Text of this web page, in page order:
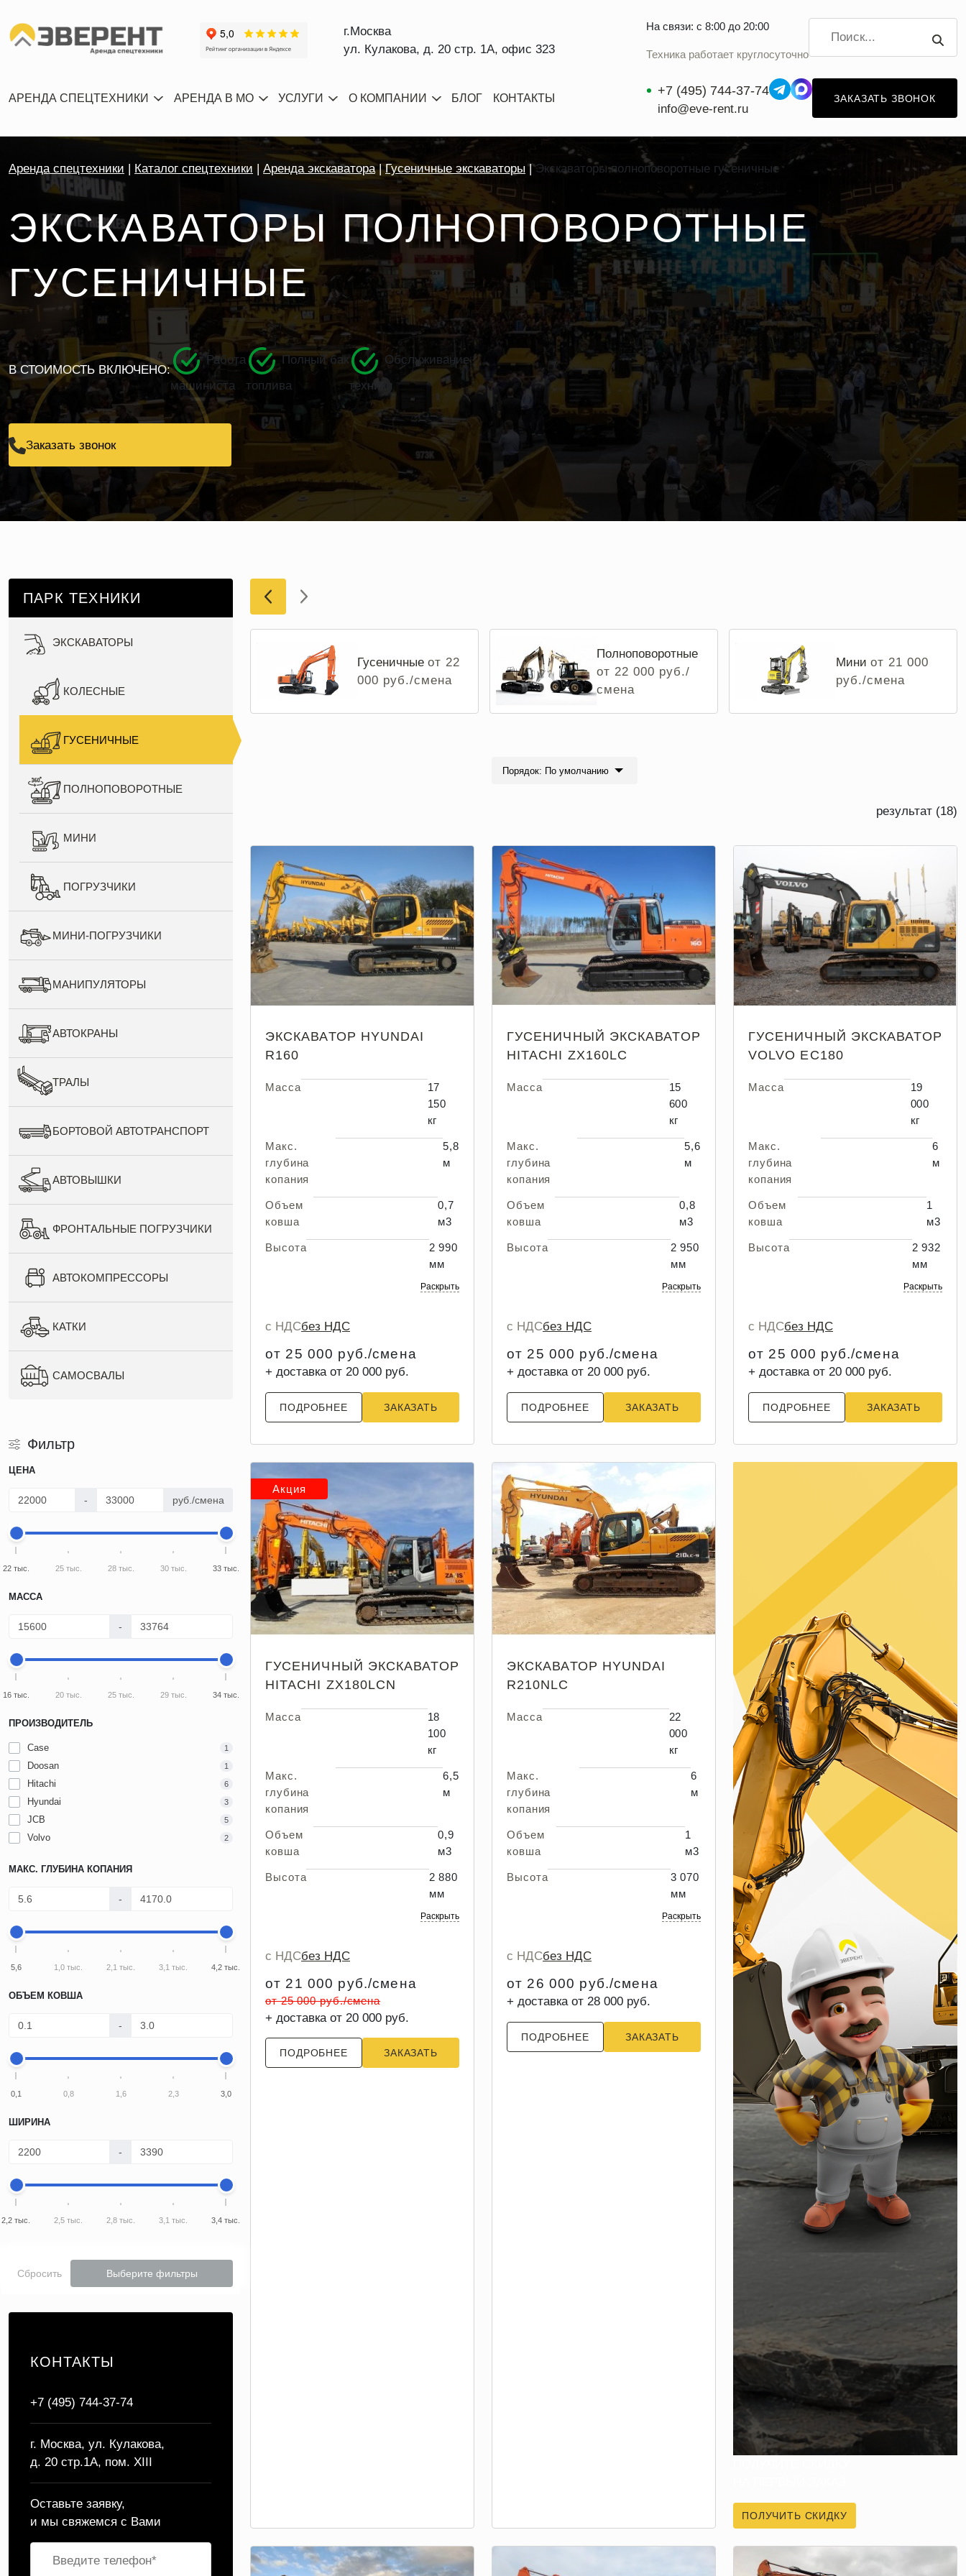
г.Москва
ул. Кулакова, д. 20 стр. 1А, офис 323
На связи: с 8:00 до 20:00
Техника работает круглосуточно
АРЕНДА СПЕЦТЕХНИКИ АРЕНДА В МО УСЛУГИ О КОМПАНИИ БЛОГ КОНТАКТЫ
+7 (495) 744-37-74
info@eve-rent.ru
ЗАКАЗАТЬ ЗВОНОК
Аренда спецтехники Каталог спецтехники Аренда экскаватора Гусеничные экскаваторы Экскаваторы полноповоротные гусеничные
ЭКСКАВАТОРЫ ПОЛНОПОВОРОТНЫЕ
ГУСЕНИЧНЫЕ
В СТОИМОСТЬ ВКЛЮЧЕНО:
Работа
машиниста
Полный бак
топлива
Обслуживание
техники
Заказать звонок
ПАРК ТЕХНИКИ
ЭКСКАВАТОРЫ
КОЛЕСНЫЕ
ГУСЕНИЧНЫЕ
ПОЛНОПОВОРОТНЫЕ
МИНИ
ПОГРУЗЧИКИ
МИНИ-ПОГРУЗЧИКИ
МАНИПУЛЯТОРЫ
АВТОКРАНЫ
ТРАЛЫ
БОРТОВОЙ АВТОТРАНСПОРТ
АВТОВЫШКИ
ФРОНТАЛЬНЫЕ ПОГРУЗЧИКИ
АВТОКОМПРЕССОРЫ
КАТКИ
САМОСВАЛЫ
Фильтр
ЦЕНА
- руб./смена
22 тыс. 25 тыс. 28 тыс. 30 тыс. 33 тыс.
МАССА
-
16 тыс. 20 тыс. 25 тыс. 29 тыс. 34 тыс.
ПРОИЗВОДИТЕЛЬ
Case 1
Doosan 1
Hitachi 6
Hyundai 3
JCB 5
Volvo 2
МАКС. ГЛУБИНА КОПАНИЯ
-
5,6 1,0 тыс. 2,1 тыс. 3,1 тыс. 4,2 тыс.
ОБЪЕМ КОВША
-
0,1 0,8 1,6 2,3 3,0
ШИРИНА
-
2,2 тыс. 2,5 тыс. 2,8 тыс. 3,1 тыс. 3,4 тыс.
Сбросить Выберите фильтры
КОНТАКТЫ
+7 (495) 744-37-74
г. Москва, ул. Кулакова,
д. 20 стр.1А, пом. XIII
Оставьте заявку,
и мы свяжемся с Вами
Гусеничные от 22
000 руб./смена
Полноповоротные
от 22 000 руб./
смена
Мини от 21 000
руб./смена
Порядок: По умолчанию
результат (18)
ЭКСКАВАТОР HYUNDAI
R160
Масса
17
150
кг
Макс.
глубина
копания
5,8
м
Объем
ковша
0,7
м3
Высота
2 990
мм
Раскрыть
с НДСбез НДС
от 25 000 руб./смена
+ доставка от 20 000 руб.
ПОДРОБНЕЕ ЗАКАЗАТЬ
ГУСЕНИЧНЫЙ ЭКСКАВАТОР
HITACHI ZX160LC
Масса
15
600
кг
Макс.
глубина
копания
5,6
м
Объем
ковша
0,8
м3
Высота
2 950
мм
Раскрыть
с НДСбез НДС
от 25 000 руб./смена
+ доставка от 20 000 руб.
ПОДРОБНЕЕ ЗАКАЗАТЬ
ГУСЕНИЧНЫЙ ЭКСКАВАТОР
VOLVO EC180
Масса
19
000
кг
Макс.
глубина
копания
6
м
Объем
ковша
1
м3
Высота
2 932
мм
Раскрыть
с НДСбез НДС
от 25 000 руб./смена
+ доставка от 20 000 руб.
ПОДРОБНЕЕ ЗАКАЗАТЬ
Акция
ГУСЕНИЧНЫЙ ЭКСКАВАТОР
HITACHI ZX180LCN
Масса
18
100
кг
Макс.
глубина
копания
6,5
м
Объем
ковша
0,9
м3
Высота
2 880
мм
Раскрыть
с НДСбез НДС
от 21 000 руб./смена
от 25 000 руб./смена
+ доставка от 20 000 руб.
ПОДРОБНЕЕ ЗАКАЗАТЬ
ЭКСКАВАТОР HYUNDAI
R210NLC
Масса
22
000
кг
Макс.
глубина
копания
6
м
Объем
ковша
1
м3
Высота
3 070
мм
Раскрыть
с НДСбез НДС
от 26 000 руб./смена
+ доставка от 28 000 руб.
ПОДРОБНЕЕ ЗАКАЗАТЬ
ПОЛУЧИТЬ СКИДКУ